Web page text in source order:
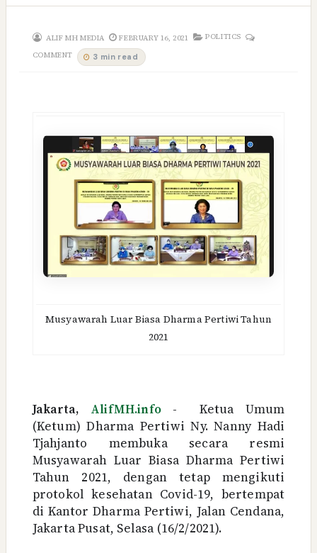
ALIF MH MEDIA FEBRUARY 16, 2021
POLITICS
COMMENT
3 min read
Musyawarah Luar Biasa Dharma Pertiwi Tahun
2021
Jakarta, AlifMH.info-
Ketua Umum
(Ketum) Dharma Pertiwi Ny. Nanny Hadi
Tjahjanto membuka secara resmi
Musyawarah Luar Biasa Dharma Pertiwi
Tahun 2021, dengan tetap mengikuti
protokol kesehatan Covid-19, bertempat
di Kantor Dharma Pertiwi, Jalan Cendana,
Jakarta Pusat, Selasa (16/2/2021).